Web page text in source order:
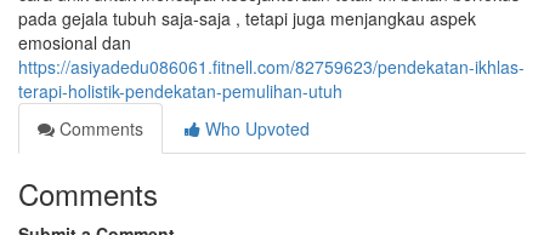
pada gejala tubuh saja-saja , tetapi juga menjangkau aspek
emosional dan
https://asiyadedu086061.fitnell.com/82759623/pendekatan-ikhlas-
terapi-holistik-pendekatan-pemulihan-utuh
Comments
Who Upvoted
Comments